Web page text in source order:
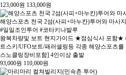
123,000원 133,000원
해양스포츠 천국 2섬(사피+마누칸)투어와 마사
#일일조인투어 #코타키나발루
왕복차량및 보트 현지가이드 ★점심식사 포함★
트스키/UFO보트/패러셀링등 각종 해양스포츠
스노클링장비포함] 4인이상 출발
93,000원 110,000원